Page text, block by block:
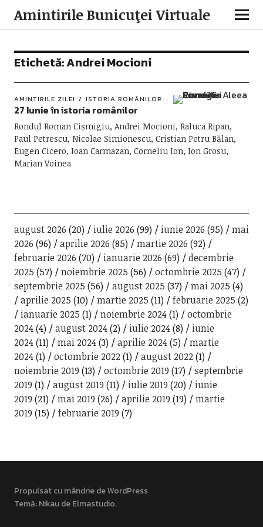
Amintirile Bunicuţei Virtuale
Etichetă:Andrei Mocioni
AMINTIRILE ZILEI ISTORIA ROMÂNILOR
27 Iunie în istoria românilor
Rondul Roman Cișmigiu, Andrei Mocioni, Raluca Ripan,
Paul Petrescu, Nicolae Simionescu, Cristian Petru Bălan,
Eugen Cicero, Ioan Carmazan, Corneliu Ion, Ion Grosu,
Marian Voinea
august 2026 (20) iulie 2026 (99) iunie 2026 (95)
mai
2026 (96) aprilie 2026 (85) martie 2026 (92)
februarie 2026 (70) ianuarie 2026 (69)
decembrie
2025 (57) noiembrie 2025 (56) octombrie 2025 (47)
septembrie 2025 (56) august 2025 (37) mai 2025 (4)
aprilie 2025 (10) martie 2025 (11) februarie 2025 (2)
ianuarie 2025 (1) noiembrie 2024(1)
octombrie
2024(4) august 2024(2) iulie 2024(8)
iunie
2024(11) mai 2024(3) aprilie 2024(5)
martie
2024(1) octombrie 2022(1) august 2022(1)
noiembrie 2019 (13) octombrie 2019 (17)
septembrie
2019 (1) august 2019 (11) iulie 2019 (20)
iunie
2019 (21) mai 2019 (26) aprilie 2019 (19)
martie
2019 (15) februarie 2019 (7)
Propulsat cu mândrie de WordPress
Temă: Nikau deElmastudio.